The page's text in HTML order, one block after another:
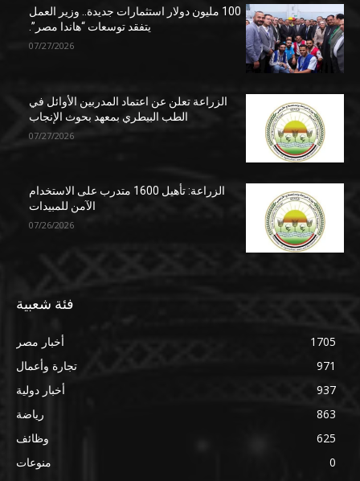
100 مليون دولار استثمارات جديدة.. وزير العمل
يتفقد توسعات “هاندا مصر”.
07/27/2026
الزراعة تعلن عن اعتماد المدربين الأوائل في
الطب البيطري بمعهد بحوث الإنجاب
07/27/2026
الزراعة: تأهيل 1600 متدرب على الاستخدام
الآمن للمبيدات
07/26/2026
فئة شعبية
أخبار مصر
1705
تجارة وأعمال
971
أخبار دولية
937
رياضة
863
وظائف
625
منوعات
0